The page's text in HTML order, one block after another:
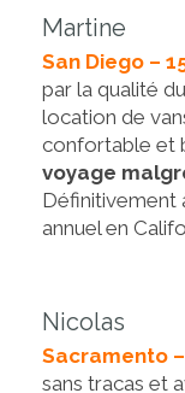
Martine
San Diego –
par la qualité
location de
confortable et
voyage
Définitivement
annuel en
Nicolas
Sacramento
sans tracas et